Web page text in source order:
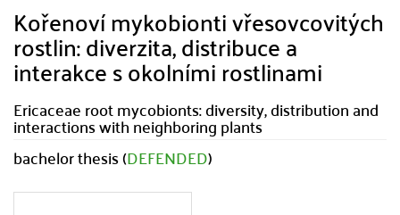
Kořenoví mykobionti vřesovcovitých
rostlin: diverzita, distribuce a
interakce s okolními rostlinami
Ericaceae root mycobionts: diversity, distribution and
interactions with neighboring plants
bachelor thesis (DEFENDED)